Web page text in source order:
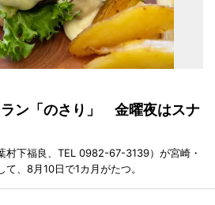
ン「のさり」 金曜夜はスナ
村下福良、TEL 0982-67-3139）が宮崎・
、8月10日で1カ月がたつ。